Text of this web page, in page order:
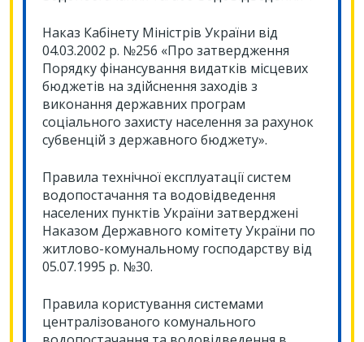
Наказ Кабінету Міністрів України від
04.03.2002 р. №256 «Про затвердження
Порядку фінансування видатків місцевих
бюджетів на здійснення заходів з
виконання державних програм
соціального захисту населення за рахунок
субвенцій з державного бюджету».
Правила технічної експлуатації систем
водопостачання та водовідведення
населених пунктів України затверджені
Наказом Державного комітету України по
житлово-комунальному господарству від
05.07.1995 р. №30.
Правила користування системами
централізованого комунального